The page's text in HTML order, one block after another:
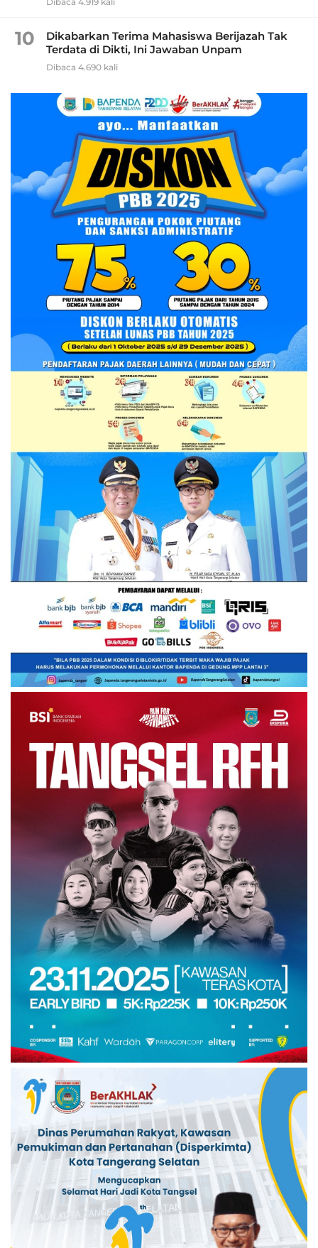
10
Dikabarkan Terima Mahasiswa Berijazah Tak
Terdata di Dikti, Ini Jawaban Unpam
Dibaca 4.690 kali